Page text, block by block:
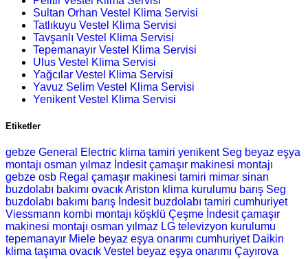
Sultan Orhan Vestel Klima Servisi
Tatlıkuyu Vestel Klima Servisi
Tavşanlı Vestel Klima Servisi
Tepemanayır Vestel Klima Servisi
Ulus Vestel Klima Servisi
Yağcılar Vestel Klima Servisi
Yavuz Selim Vestel Klima Servisi
Yenikent Vestel Klima Servisi
Etiketler
gebze General Electric klima tamiri yenikent Seg beyaz eşya
montajı osman yılmaz İndesit çamaşır makinesi montajı
gebze osb Regal çamaşır makinesi tamiri mimar sinan
buzdolabı bakımı ovacık Ariston klima kurulumu barış Seg
buzdolabı bakımı barış İndesit buzdolabı tamiri cumhuriyet
Viessmann kombi montajı köşklü Çeşme İndesit çamaşır
makinesi montajı osman yılmaz LG televizyon kurulumu
tepemanayır Miele beyaz eşya onarımı cumhuriyet Daikin
klima taşıma ovacık Vestel beyaz eşya onarımı Çayırova